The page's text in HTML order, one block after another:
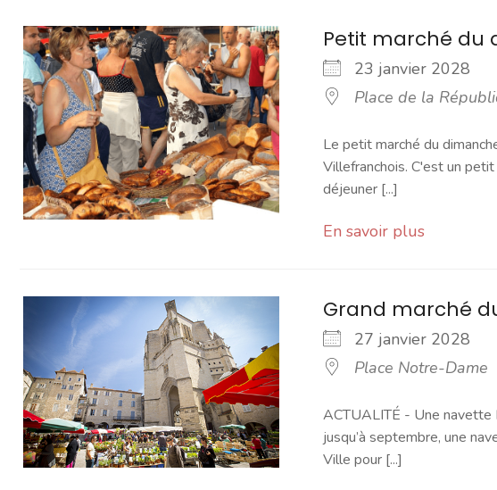
Petit marché du
23 janvier 2028
Place de la
Le petit marché du
Villefranchois. C'est un
déjeuner [...]
En savoir plus
Grand marché
27 janvier 2028
Place Notre-Dame
ACTUALITÉ - Une navette
jusqu’à septembre, une
Ville pour [...]